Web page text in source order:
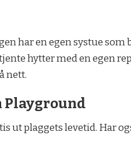
har en egen systue som
hytter med en egen
nett.
Playground
ut plaggets levetid. Har